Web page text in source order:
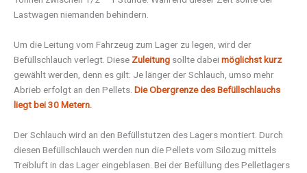
Lastwagen niemanden behindern.
Um die Leitung vom Fahrzeug zum Lager zu legen, wird der
Befüllschlauch verlegt. Diese Zuleitung sollte dabeimöglichst kurz
gewählt werden, denn es gilt: Je länger der Schlauch, umso mehr
Abrieb erfolgt an den Pellets. Die Obergrenze des Befüllschlauchs
liegt bei 30 Metern.
Der Schlauch wird an den Befüllstutzen des Lagers montiert. Durch
diesen Befüllschlauch werden nun die Pellets vom Silozug mittels
Treibluft in das Lager eingeblasen. Bei der Befüllung des Pelletlagers